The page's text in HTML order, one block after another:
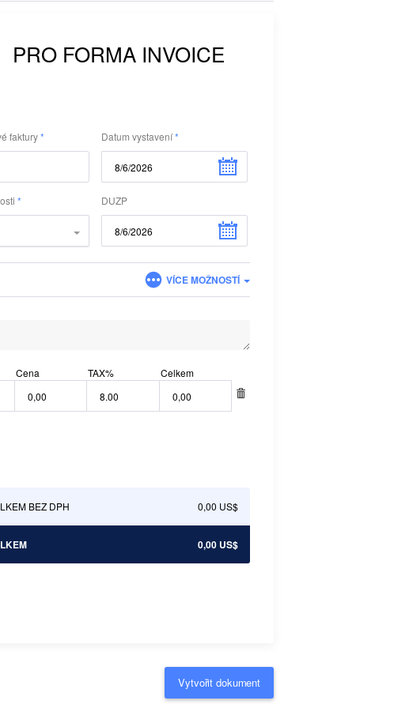
Datum vystavení
faktury
DUZP
VÍCE MOŽNOSTÍ
Cena TAX% Celkem
BEZ DPH 0,00 US$
0,00 US$
Vytvořit dokument